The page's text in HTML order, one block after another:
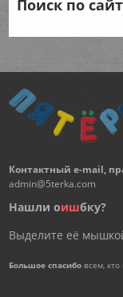
Поиск по
Контактный e-mail,
admin@5terka.com
Нашли оишбку?
Выделите её
Большое спасибовсем, кто